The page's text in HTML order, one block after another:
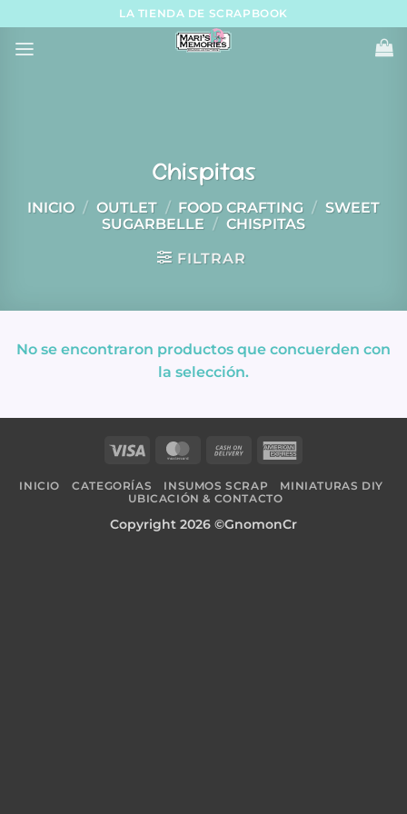
to
content
LA TIENDA DE SCRAPBOOK
Chispitas
INICIO / OUTLET / FOOD CRAFTING / SWEET
SUGARBELLE / CHISPITAS
FILTRAR
No se encontraron productos que concuerden con
la selección.
Visa MasterCard
Cash
Delivery
INICIO CATEGORÍAS INSUMOS SCRAP
MINIATURAS DIY
UBICACIÓN & CONTACTO
Copyright 2026 ©GnomonCr